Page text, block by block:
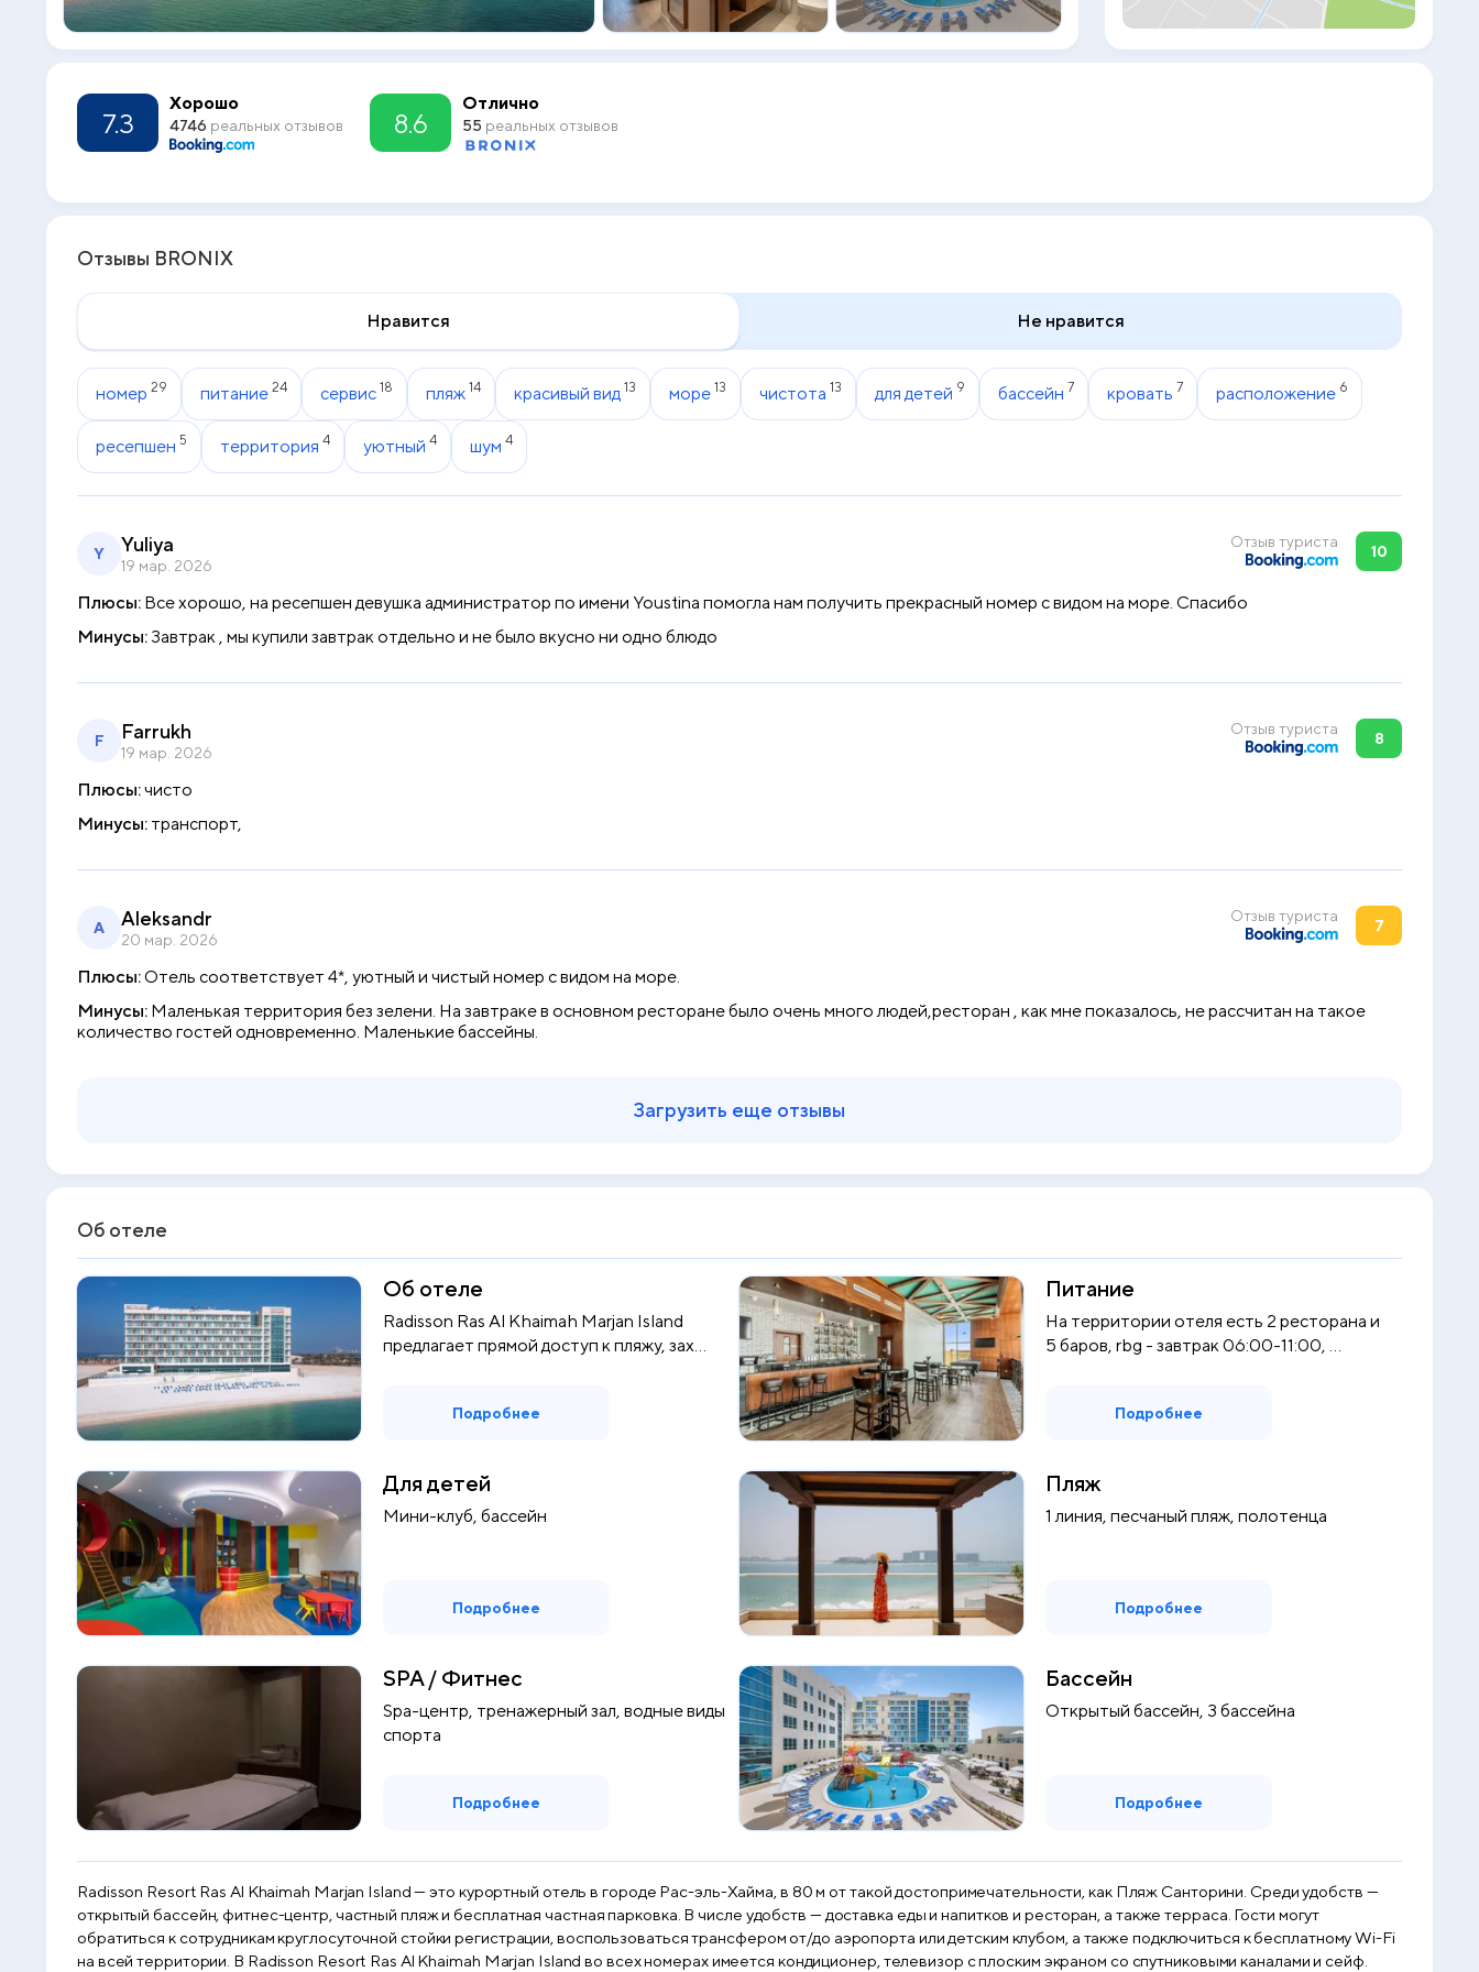
каналами и сейф. Среди прочих удобств
— гостиная зона и собственная ванная
комната с душем, бесплатными
стол», континентальный завтрак или
достопримечательностей, как Торговый
центр Al Hamra и Гольф-клуб Al Hamra.
7.3
Хорошо
4746 реальных отзывов 8.6
Отлично
55 реальных отзывов
Отзывы BRONIX
Нравится Не нравится
номер 29 питание 24 сервис 18 пляж 14 красивый вид 13 море 13 чистота 13 для детей 9 бассейн 7 кровать 7 расположение 6
ресепшен 5 территория 4 уютный 4 шум 4
Y Yuliya
19 мар. 2026
Отзыв туриста
10
Плюсы: Все хорошо, на ресепшен девушка администратор по имени Youstina помогла нам получить прекрасный номер с видом на море. Спасибо
Минусы:Завтрак , мы купили завтрак отдельно и не было вкусно ни одно блюдо
F Farrukh
19 мар. 2026
Отзыв туриста
8
Плюсы:чисто
Минусы: транспорт,
A Aleksandr
20 мар. 2026
Отзыв туриста
7
Плюсы:Отель соответствует 4*, уютный и чистый номер с видом на море.
Минусы: Маленькая территория без зелени. На завтраке в основном ресторане было очень много людей,ресторан , как мне показалось, не рассчитан на такое
количество гостей одновременно. Маленькие бассейны.
Загрузить еще отзывы
Об отеле
Об отеле
Radisson Ras Al Khaimah Marjan Island
предлагает прямой доступ к пляжу, зах...
Подробнее
Питание
На территории отеля есть 2 ресторана и
5 баров, rbg - завтрак 06:00-11:00, ...
Подробнее
Для детей
Мини-клуб, бассейн
Подробнее
Пляж
1 линия, песчаный пляж, полотенца
Подробнее
SPA / Фитнес
Spa-центр, тренажерный зал, водные виды
спорта
Подробнее
Бассейн
Открытый бассейн, 3 бассейна
Подробнее
Radisson Resort Ras Al Khaimah Marjan Island — это курортный отель в городе Рас-эль-Хайма, в 80 м от такой достопримечательности, как Пляж Санторини. Среди удобств —
открытый бассейн, фитнес-центр, частный пляж и бесплатная частная парковка. В числе удобств — доставка еды и напитков и ресторан, а также терраса. Гости могут
обратиться к сотрудникам круглосуточной стойки регистрации, воспользоваться трансфером от/до аэропорта или детским клубом, а также подключиться к бесплатному Wi-Fi
на всей территории. В Radisson Resort Ras Al Khaimah Marjan Island во всех номерах имеется кондиционер, телевизор с плоским экраном со спутниковыми каналами и сейф.